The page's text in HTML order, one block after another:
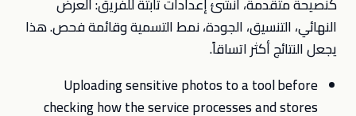
النهائي، التنسيق، الجودة، نمط التسمية وقائمة فحص. هذا
يجعل النتائج أكثر اتساقاً.
Uploading sensitive photos to a tool before
checking how the service processes and stores